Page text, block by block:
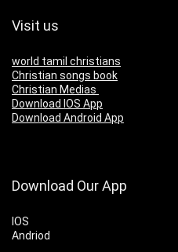
Visit us
world tamil christians
Christian songs book
Christian Medias
Download IOS App
Download Android App
Download Our App
IOS
Andriod